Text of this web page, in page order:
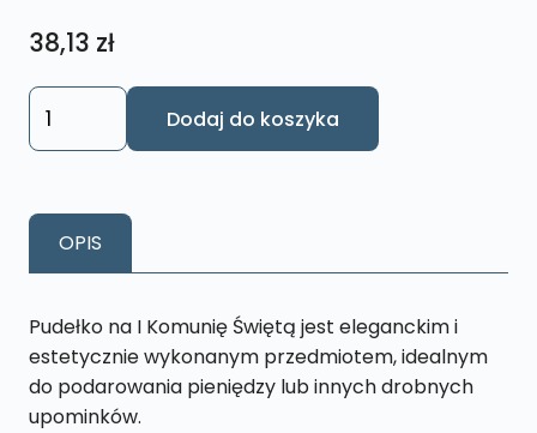
38,13 zł
ilość
Pudełko
Komunię
Świętą
na
pieniądze
PK2
Dodaj do koszyka
OPIS
Pudełko na I Komunię Świętą jest eleganckim i
estetycznie wykonanym przedmiotem, idealnym
do podarowania pieniędzy lub innych drobnych
upominków.